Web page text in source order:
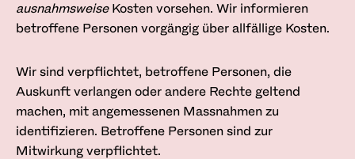
ausnahmsweiseKosten vorsehen. Wir informieren
betroffene Personen vorgängig über allfällige Kosten.
Wir sind verpflichtet, betroffene Personen, die
Auskunft verlangen oder andere Rechte geltend
machen, mit angemessenen Massnahmen zu
identifizieren. Betroffene Personen sind zur
Mitwirkung verpflichtet.